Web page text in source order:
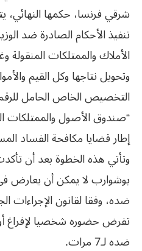
شرقي فرنسا، حكمها النهائي،
تنفيذ الأحكام الصادرة ضد
الأملاك والممتلكات المنقولة
وتحويل نتاجها وكل القيم
“صندوق الأصول والممتلكات
إطار قضايا مكافحة الفساد
وتأتي هذه الخطوة بعد أن
بوشوارب لا يمكن أن يعارض في
ضده، وفقا لقانون الإجراءات
تفرض حضوره شخصيا لإفراغ
ضده لـ7 مرات.